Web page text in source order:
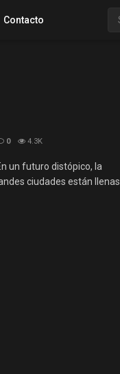
Contacto
0 4.3K
un futuro distópico, la
ciudades están llenas